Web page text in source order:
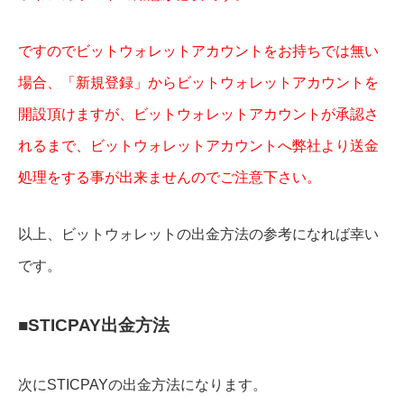
ですのでビットウォレットアカウントをお持ちでは無い
場合、「新規登録」からビットウォレットアカウントを
開設頂けますが、ビットウォレットアカウントが承認さ
れるまで、ビットウォレットアカウントへ弊社より送金
処理をする事が出来ませんのでご注意下さい。
以上、ビットウォレットの出金方法の参考になれば幸い
です。
■STICPAY出金方法
次にSTICPAYの出金方法になります。